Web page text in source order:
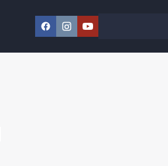
Facebook
Instagram
YouTube
Szukaj w serwisie